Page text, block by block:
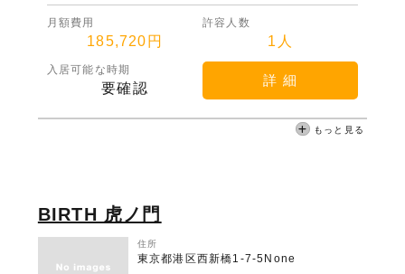
月額費用
185,720円
許容人数
1人
入居可能な時期
要確認
詳 細
もっと見る
BIRTH 虎ノ門
住所
東京都港区西新橋1-7-5None